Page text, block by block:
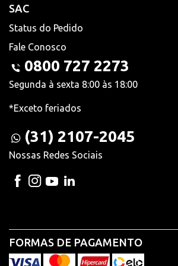
SAC
Status do Pedido
Fale Conosco
0800 727 2273
Segunda à sexta 8:00 às 18:00
*Exceto feriados
(31) 2107-2045
Nossas Redes Sociais
FORMAS DE PAGAMENTO